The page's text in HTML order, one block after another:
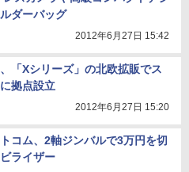
ダーバッグ
2012年6月27日 15:42
「Xシリーズ」の北欧拡販でス
拠点設立
2012年6月27日 15:20
コム、2軸ジンバルで3万円を切
ライザー